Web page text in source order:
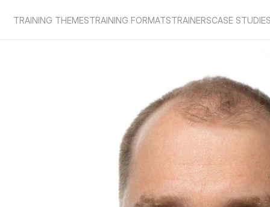
TRAINING THEMESTRAINING FORMATSTRAINERSCASE STUDIES